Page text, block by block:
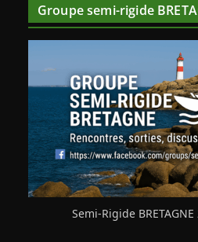
Groupe semi-rigide
Semi-Rigide BRETAGNE